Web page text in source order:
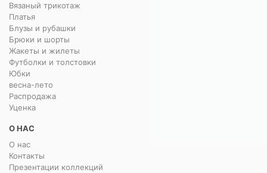
Вязаный трикотаж
Платья
Блузы и рубашки
Брюки и шорты
Жакеты и жилеты
Футболки и толстовки
Юбки
весна-лето
Распродажа
Уценка
О НАС
О нас
Контакты
Презентации коллекций